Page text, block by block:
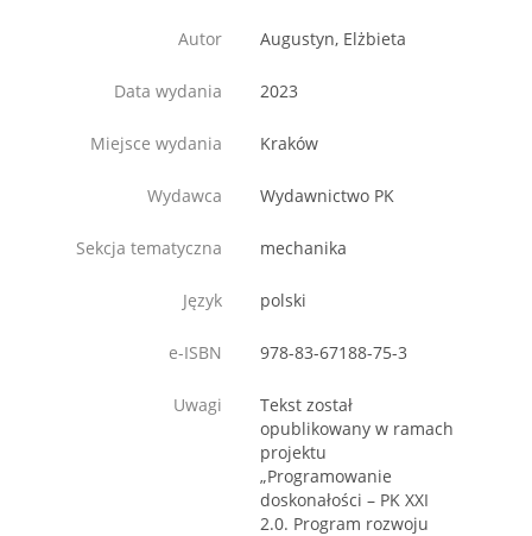
Autor Augustyn, Elżbieta
Data wydania 2023
Miejsce wydania Kraków
Wydawca Wydawnictwo PK
Sekcja tematyczna mechanika
Język polski
e-ISBN 978-83-67188-75-3
Uwagi
Tekst został
opublikowany w ramach
projektu
„Programowanie
doskonałości – PK XXI
2.0. Program rozwoju